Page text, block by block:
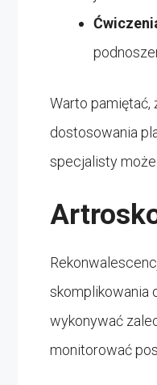
Warto pamiętać,
dostosowania
specjalisty
skomplikowania
wykonywać
monitorować